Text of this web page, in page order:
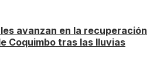
avanzan en la recuperación
Coquimbo tras las lluvias